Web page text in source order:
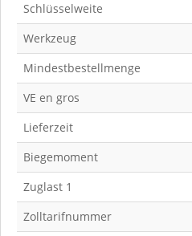
Schlüsselweite
Werkzeug
Mindestbestellmenge
VE en gros
Lieferzeit
Biegemoment
Zuglast 1
Zolltarifnummer